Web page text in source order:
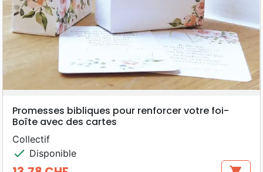
Promesses bibliques pour renforcer votre foi-
Boîte avec des cartes
Collectif
check Disponible